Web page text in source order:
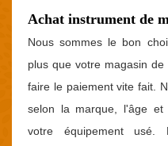
Achat instrument de
Nous sommes le bon
plus que votre magasin
faire le paiement vite fait.
selon la marque, l'âge et
votre équipement usé.